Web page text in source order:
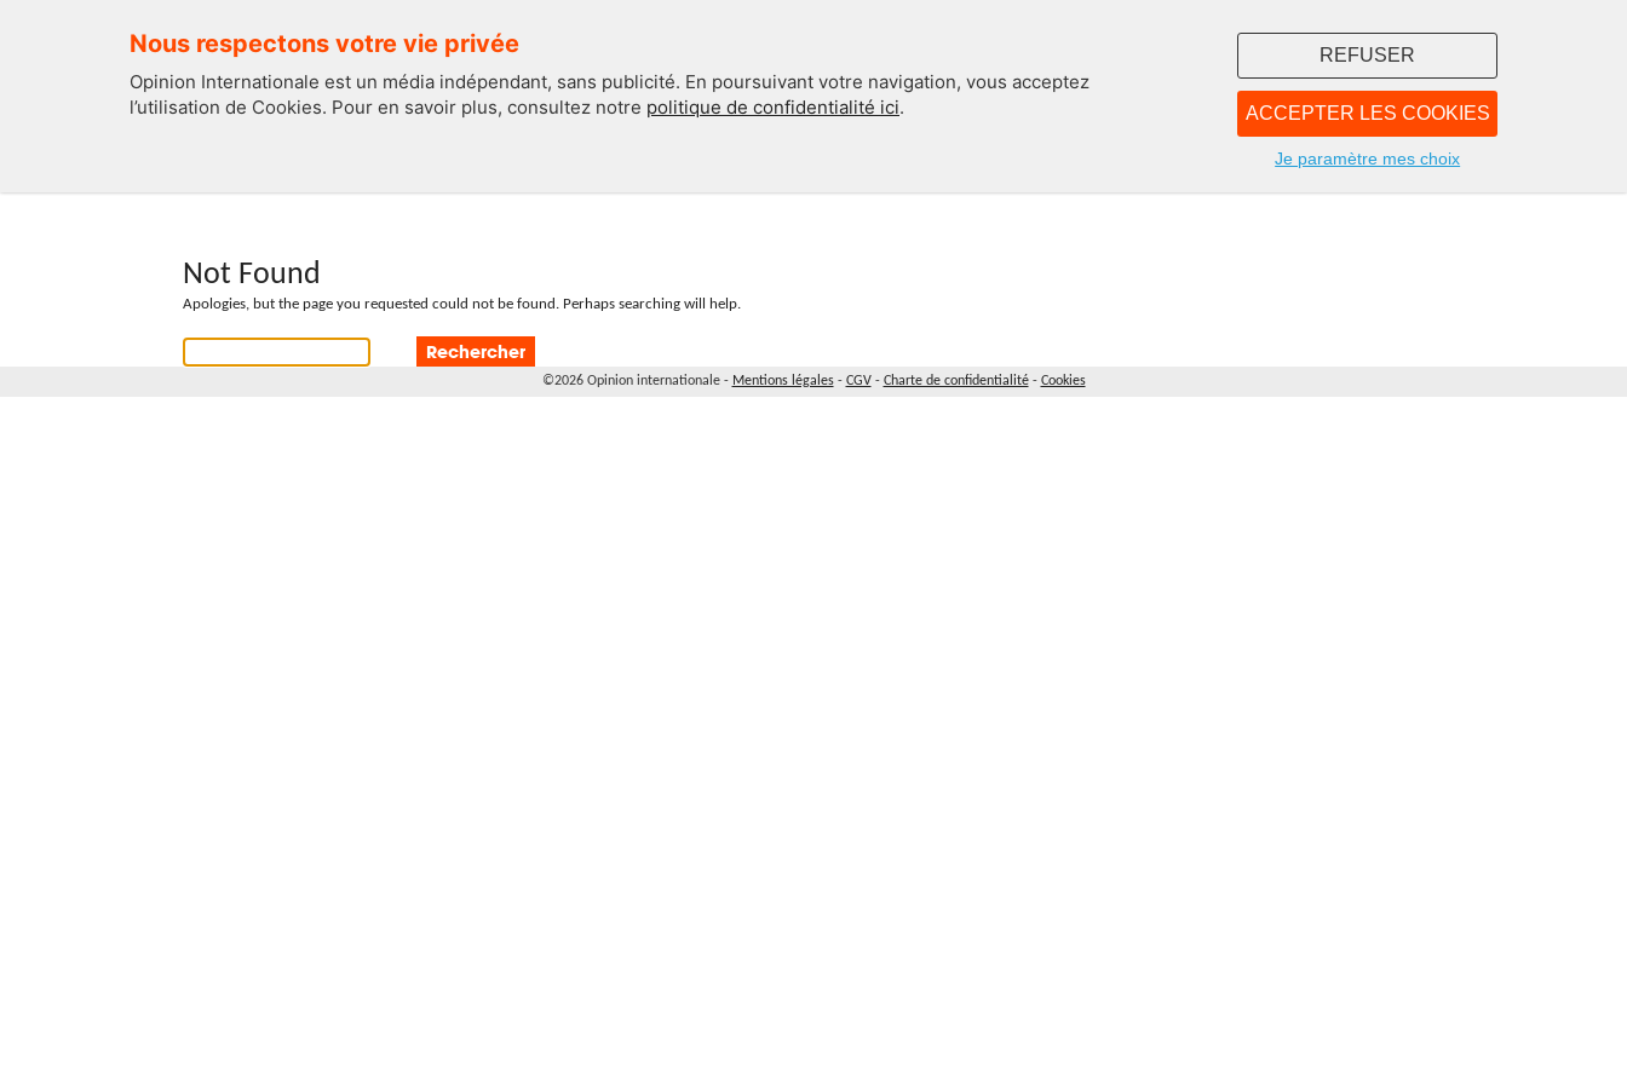
Nous respectons votre vie privée
Opinion Internationale est un média indépendant, sans publicité. En poursuivant votre navigation, vous acceptez
l’utilisation de Cookies. Pour en savoir plus, consultez notre politique de confidentialité ici. ACCEPTER LES COOKIES
REFUSER
Je paramètre mes choix
NOUS
Not Found
Apologies, but the page you requested could not be found. Perhaps searching will help.
Rechercher :
©2026 Opinion internationale - Mentions légales- CGV- Charte de confidentialité- Cookies